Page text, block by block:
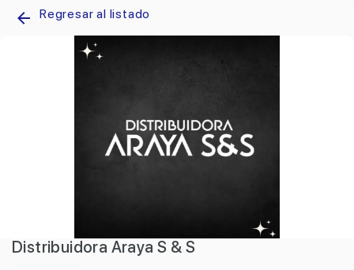
Regresar al listado
Distribuidora Araya S & S